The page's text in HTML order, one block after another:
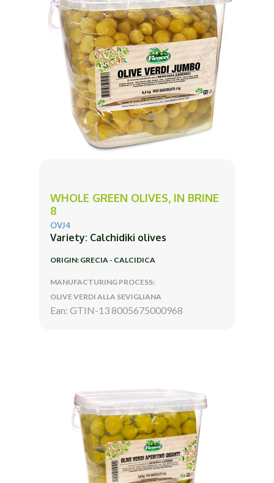
WHOLE GREEN OLIVES, IN BRINE
8
OVJ4
Variety: Calchidiki olives
ORIGIN: GRECIA - CALCIDICA
MANUFACTURING PROCESS:
OLIVE VERDI ALLA SEVIGLIANA
Ean: GTIN-13 8005675000968